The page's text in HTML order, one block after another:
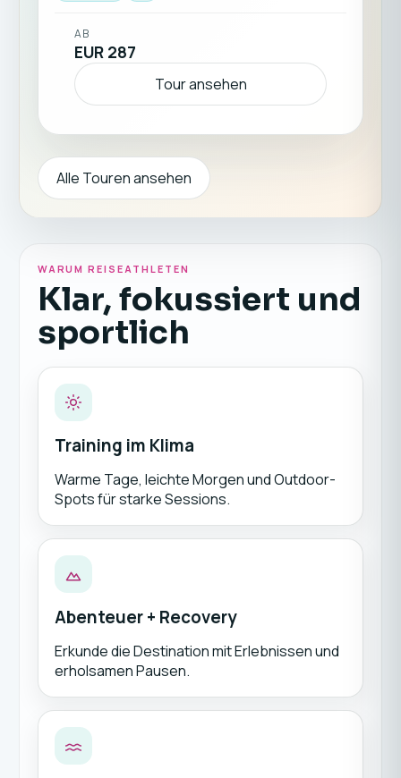
AB
EUR 287
Tour ansehen
Alle Touren ansehen
WARUM REISEATHLETEN
Klar, fokussiert und
sportlich
Training im Klima
Warme Tage, leichte Morgen und Outdoor-
Spots für starke Sessions.
Abenteuer + Recovery
Erkunde die Destination mit Erlebnissen und
erholsamen Pausen.